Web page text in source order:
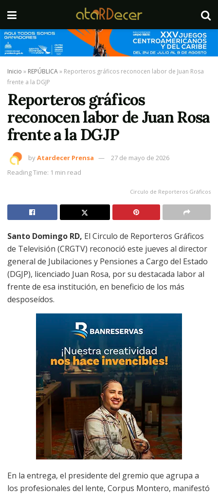
Inicio » REPÚBLICA» Reporteros gráficos reconocen labor de Juan Rosa
frente a la DGJP
Reporteros gráficos
reconocen labor de Juan Rosa
frente a la DGJP
byAtardecer Prensa
27 de mayo de 2026
Reading Time: 1 min read
Circulo de Reporteros Gráficos
Santo Domingo RD, El Circulo de Reporteros Gráficos
de Televisión (CRGTV) reconoció este jueves al director
general de Jubilaciones y Pensiones a Cargo del Estado
(DGJP), licenciado Juan Rosa, por su destacada labor al
frente de esa institución, en beneficio de los más
desposeídos.
En la entrega, el presidente del gremio que agrupa a
los profesionales del lente, Corpus Montero, manifestó